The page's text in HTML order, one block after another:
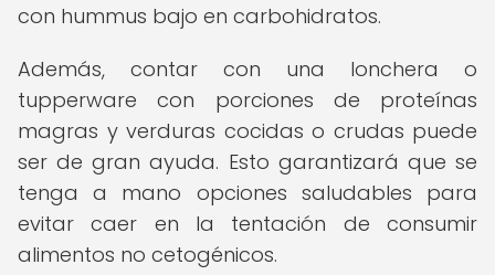
con hummus bajo en carbohidratos.
Además, contar con una lonchera o
tupperware con porciones de proteínas
magras y verduras cocidas o crudas puede
ser de gran ayuda. Esto garantizará que se
tenga a mano opciones saludables para
evitar caer en la tentación de consumir
alimentos no cetogénicos.